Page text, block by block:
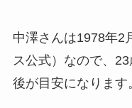
中澤さんは1978年2
ス公式）なので、
後が目安になります